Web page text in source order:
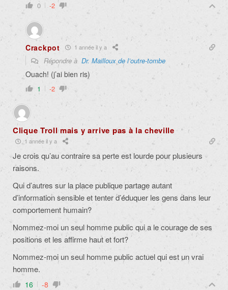
0 -2
Crackpot 1 année il y a
Répondre à Dr. Mailloux de l’outre-tombe
Ouach! (j’ai bien ris)
1 -2
Clique Troll mais y arrive pas à la cheville
1 année il y a
Je crois qu’au contraire sa perte est lourde pour plusieurs
raisons.
Qui d’autres sur la place publique partage autant
d’information sensible et tenter d’éduquer les gens dans leur
comportement humain?
Nommez-moi un seul homme public qui a le courage de ses
positions et les affirme haut et fort?
Nommez-moi un seul homme public actuel qui est un vrai
homme.
16 -8